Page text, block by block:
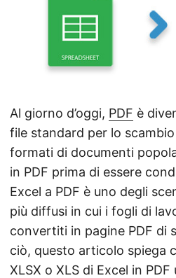
v
i
g
a
z
i
o
n
e
Al giorno d’oggi, PDF è
file standard per lo
formati di documenti
in PDF prima di essere
Excel a PDF è uno degli
più diffusi in cui i fogli di
convertiti in pagine PDF di
ciò, questo articolo spiega
XLSX o XLS di Excel in